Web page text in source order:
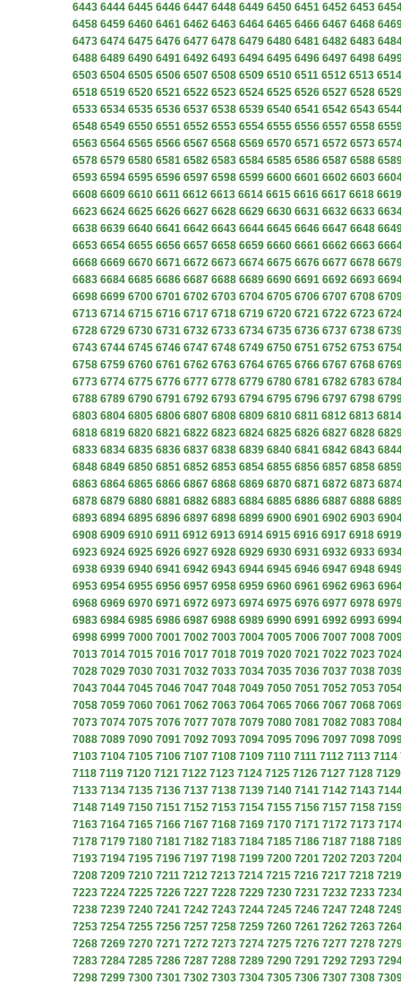
6443 6444 6445 6446 6447 6448 6449 6450 6451 6452 6453
6458 6459 6460 6461 6462 6463 6464 6465 6466 6467 6468
6473 6474 6475 6476 6477 6478 6479 6480 6481 6482 6483
6488 6489 6490 6491 6492 6493 6494 6495 6496 6497 6498
6503 6504 6505 6506 6507 6508 6509 6510 6511 6512 6513 6514
6518 6519 6520 6521 6522 6523 6524 6525 6526 6527 6528
6533 6534 6535 6536 6537 6538 6539 6540 6541 6542 6543
6548 6549 6550 6551 6552 6553 6554 6555 6556 6557 6558
6563 6564 6565 6566 6567 6568 6569 6570 6571 6572 6573
6578 6579 6580 6581 6582 6583 6584 6585 6586 6587 6588
6593 6594 6595 6596 6597 6598 6599 6600 6601 6602 6603
6608 6609 6610 6611 6612 6613 6614 6615 6616 6617 6618 6619
6623 6624 6625 6626 6627 6628 6629 6630 6631 6632 6633
6638 6639 6640 6641 6642 6643 6644 6645 6646 6647 6648
6653 6654 6655 6656 6657 6658 6659 6660 6661 6662 6663
6668 6669 6670 6671 6672 6673 6674 6675 6676 6677 6678
6683 6684 6685 6686 6687 6688 6689 6690 6691 6692 6693
6698 6699 6700 6701 6702 6703 6704 6705 6706 6707 6708
6713 6714 6715 6716 6717 6718 6719 6720 6721 6722 6723
6728 6729 6730 6731 6732 6733 6734 6735 6736 6737 6738
6743 6744 6745 6746 6747 6748 6749 6750 6751 6752 6753
6758 6759 6760 6761 6762 6763 6764 6765 6766 6767 6768
6773 6774 6775 6776 6777 6778 6779 6780 6781 6782 6783
6788 6789 6790 6791 6792 6793 6794 6795 6796 6797 6798
6803 6804 6805 6806 6807 6808 6809 6810 6811 6812 6813 6814
6818 6819 6820 6821 6822 6823 6824 6825 6826 6827 6828
6833 6834 6835 6836 6837 6838 6839 6840 6841 6842 6843
6848 6849 6850 6851 6852 6853 6854 6855 6856 6857 6858
6863 6864 6865 6866 6867 6868 6869 6870 6871 6872 6873
6878 6879 6880 6881 6882 6883 6884 6885 6886 6887 6888
6893 6894 6895 6896 6897 6898 6899 6900 6901 6902 6903
6908 6909 6910 6911 6912 6913 6914 6915 6916 6917 6918 6919
6923 6924 6925 6926 6927 6928 6929 6930 6931 6932 6933
6938 6939 6940 6941 6942 6943 6944 6945 6946 6947 6948
6953 6954 6955 6956 6957 6958 6959 6960 6961 6962 6963
6968 6969 6970 6971 6972 6973 6974 6975 6976 6977 6978
6983 6984 6985 6986 6987 6988 6989 6990 6991 6992 6993
6998 6999 7000 7001 7002 7003 7004 7005 7006 7007 7008
7013 7014 7015 7016 7017 7018 7019 7020 7021 7022 7023
7028 7029 7030 7031 7032 7033 7034 7035 7036 7037 7038
7043 7044 7045 7046 7047 7048 7049 7050 7051 7052 7053
7058 7059 7060 7061 7062 7063 7064 7065 7066 7067 7068
7073 7074 7075 7076 7077 7078 7079 7080 7081 7082 7083
7088 7089 7090 7091 7092 7093 7094 7095 7096 7097 7098
7103 7104 7105 7106 7107 7108 7109 7110 7111 7112 7113 7114
7118 7119 7120 7121 7122 7123 7124 7125 7126 7127 7128 7129
7133 7134 7135 7136 7137 7138 7139 7140 7141 7142 7143
7148 7149 7150 7151 7152 7153 7154 7155 7156 7157 7158
7163 7164 7165 7166 7167 7168 7169 7170 7171 7172 7173
7178 7179 7180 7181 7182 7183 7184 7185 7186 7187 7188
7193 7194 7195 7196 7197 7198 7199 7200 7201 7202 7203
7208 7209 7210 7211 7212 7213 7214 7215 7216 7217 7218 7219
7223 7224 7225 7226 7227 7228 7229 7230 7231 7232 7233
7238 7239 7240 7241 7242 7243 7244 7245 7246 7247 7248
7253 7254 7255 7256 7257 7258 7259 7260 7261 7262 7263
7268 7269 7270 7271 7272 7273 7274 7275 7276 7277 7278
7283 7284 7285 7286 7287 7288 7289 7290 7291 7292 7293
7298 7299 7300 7301 7302 7303 7304 7305 7306 7307 7308